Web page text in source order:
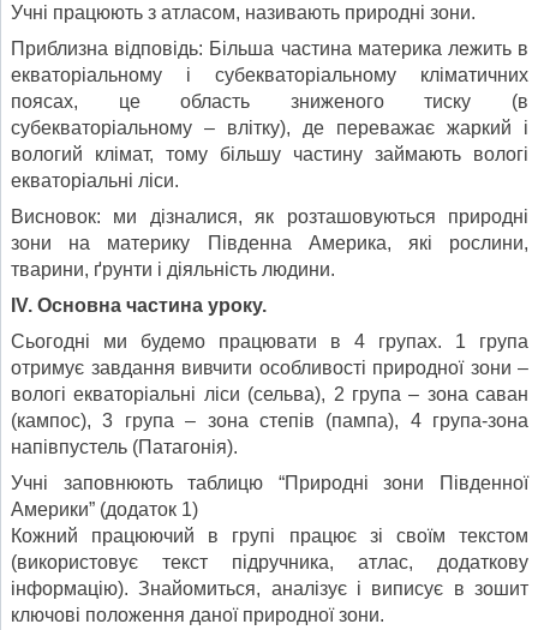
Учні працюють з атласом, називають природні зони.
Приблизна відповідь: Більша частина материка лежить в
екваторіальному і субекваторіальному кліматичних
поясах, це область зниженого тиску (в
субекваторіальному – влітку), де переважає жаркий і
вологий клімат, тому більшу частину займають вологі
екваторіальні ліси.
Висновок: ми дізналися, як розташовуються природні
зони на материку Південна Америка, які рослини,
тварини, ґрунти і діяльність людини.
V. Основна частина уроку.
Сьогодні ми будемо працювати в 4 групах. 1 група
отримує завдання вивчити особливості природної зони –
вологі екваторіальні ліси (сельва), 2 група – зона саван
(кампос), 3 група – зона степів (пампа), 4 група-зона
напівпустель (Патагонія).
Учні заповнюють таблицю “Природні зони Південної
Америки” (додаток 1)
Кожний працюючий в групі працює зі своїм текстом
(використовує текст підручника, атлас, додаткову
інформацію). Знайомиться, аналізує і виписує в зошит
ключові положення даної природної зони.